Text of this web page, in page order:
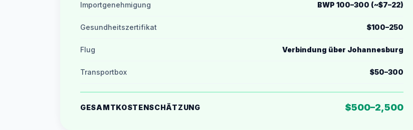
Importgenehmigung BWP 100–300 (~$7–22)
Gesundheitszertifikat $100–250
Flug Verbindung über Johannesburg
Transportbox $50–300
GESAMTKOSTENSCHÄTZUNG $500–2,500